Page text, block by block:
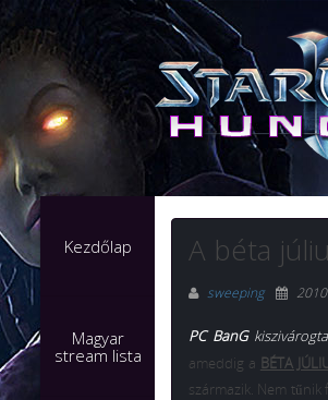
Kezdőlap
Magyar
stream lista
A béta
sweeping
PC BanG
ameddig a BÉTA
származik. Nem